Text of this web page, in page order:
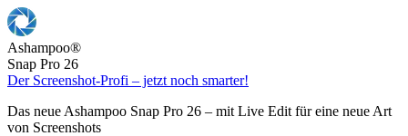
Ashampoo®
Snap Pro 26
Der Screenshot-Profi – jetzt noch smarter!
Das neue Ashampoo Snap Pro 26 – mit Live Edit für eine neue Art
von Screenshots